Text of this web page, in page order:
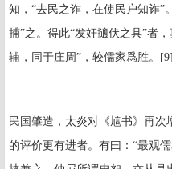
知，“去民之诈，在使民户知诈”
捕”之。得此“发奸擿伏之具”者
辅，同于庄周”，较儒家爲胜。
[9]
民国肇造，太炎对《訄书》再
的评价更有进者。有曰：“最观